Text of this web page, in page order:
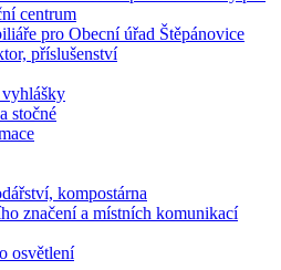
centrum
pro Obecní úřad Štěpánovice
příslušenství
vyhlášky
stočné
kompostárna
značení a místních komunikací
osvětlení